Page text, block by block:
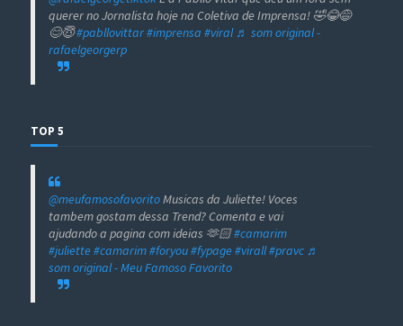
querer no Jornalista hoje na Coletiva de Imprensa! 🤣😂😅
😊😇#pabllovittar#imprensa #viral ♬ som original -
rafaelgeorgerp
TOP 5
@meufamosofavoritoMusicas da Juliette! Voces
tambem gostam dessa Trend? Comenta e vai
ajudando a pagina com ideias 🫶🏻#camarim
#juliette#camarim#foryou#fypage#virall#pravc ♬
som original - Meu Famoso Favorito